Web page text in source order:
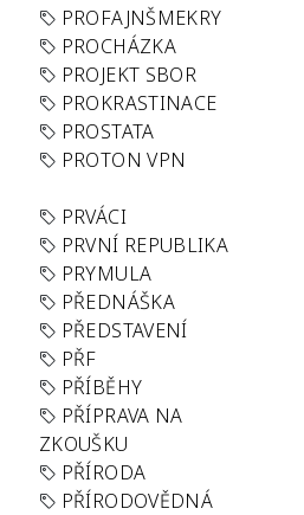
PROFAJNŠMEKRY
PROCHÁZKA
PROJEKT SBOR
PROKRASTINACE
PROSTATA
PROTON VPN
PRVÁCI
PRVNÍ REPUBLIKA
PRYMULA
PŘEDNÁŠKA
PŘEDSTAVENÍ
PŘF
PŘÍBĚHY
PŘÍPRAVA NA
ZKOUŠKU
PŘÍRODA
PŘÍRODOVĚDNÁ